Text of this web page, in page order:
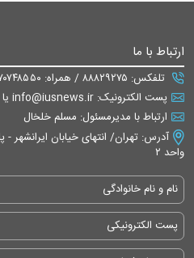
ارتباط با ما
تلفکس: ۸۸۸۲۹۲۷۵ / همراه: ۰۹۳۷۰۷۴۸۵۵۰
پست الکترونیک: info@iusnews.ir یا eiusnews@gmail.com
ارتباط با مدیرمسئول: مسلم خلخال
واحد ۲